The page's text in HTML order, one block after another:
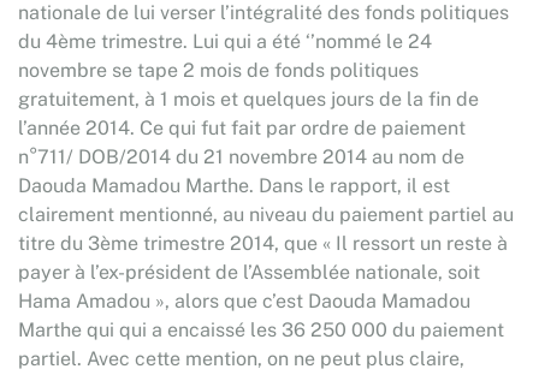
nationale de lui verser l’intégralité des fonds politiques
du 4ème trimestre. Lui qui a été ‘’nommé le 24
novembre se tape 2 mois de fonds politiques
gratuitement, à 1 mois et quelques jours de la fin de
l’année 2014. Ce qui fut fait par ordre de paiement
n°711/ DOB/2014 du 21 novembre 2014 au nom de
Daouda Mamadou Marthe. Dans le rapport, il est
clairement mentionné, au niveau du paiement partiel au
titre du 3ème trimestre 2014, que « Il ressort un reste à
payer à l’ex-président de l’Assemblée nationale, soit
Hama Amadou », alors que c’est Daouda Mamadou
Marthe qui qui a encaissé les 36 250 000 du paiement
partiel. Avec cette mention, on ne peut plus claire,